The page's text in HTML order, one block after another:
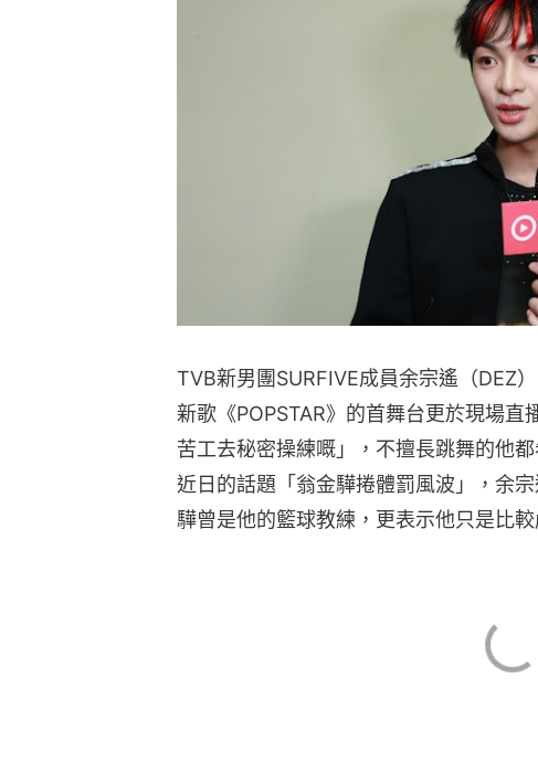
TVB新男團SURFIVE成員余宗遙（DEZ
新歌《POPSTAR》的首舞台更於現場
苦工去秘密操練嘅」，不擅長跳舞的他
近日的話題「翁金驊捲體罰風波」，余
驊曾是他的籃球教練，更表示他只是比較